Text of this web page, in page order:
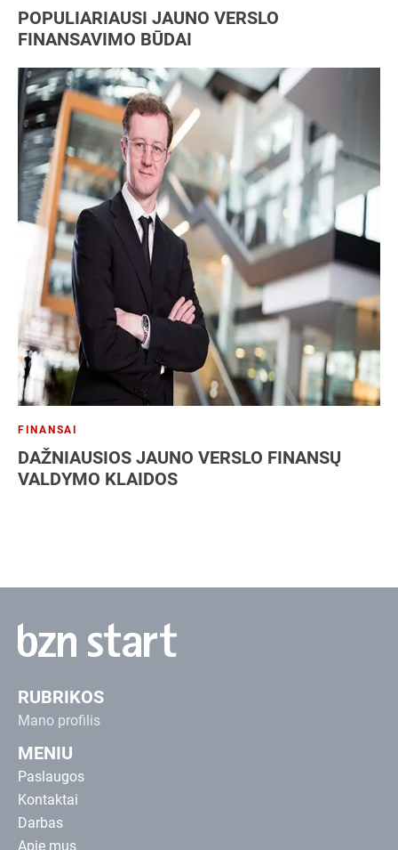
POPULIARIAUSI JAUNO VERSLO
FINANSAVIMO BŪDAI
FINANSAI
DAŽNIAUSIOS JAUNO VERSLO FINANSŲ
VALDYMO KLAIDOS
RUBRIKOS
Mano profilis
MENIU
Paslaugos
Kontaktai
Darbas
Apie mus